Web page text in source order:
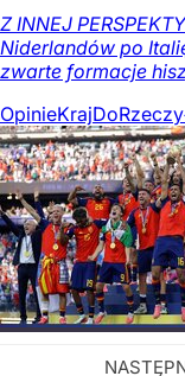
Z INNEJ
Niderlandów po
zwarte formacje
OpinieKraj